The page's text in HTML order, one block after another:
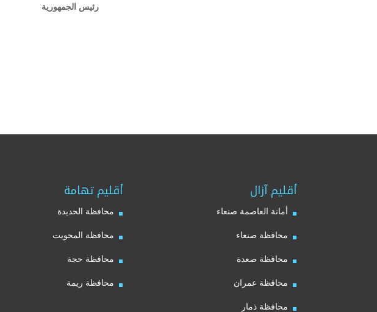
رئيس الجمهورية
أقليم آزال
أمانة العاصمة صنعاء
محافظة صنعاء
محافظة صعدة
محافظة عمران
محافظة ذمار
أقليم تهامة
محافظة الحديدة
محافظة المحويت
محافظة حجة
محافظة ريمة